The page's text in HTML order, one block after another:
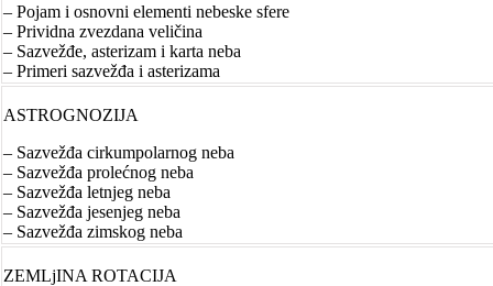
– Pojam i osnovni elementi nebeske sfere
– Prividna zvezdana veličina
– Sazvežđe, asterizam i karta neba
– Primeri sazvežđa i asterizama
ASTROGNOZIJA
– Sazvežđa cirkumpolarnog neba
– Sazvežđa prolećnog neba
– Sazvežđa letnjeg neba
– Sazvežđa jesenjeg neba
– Sazvežđa zimskog neba
ZEMLjINA ROTACIJA